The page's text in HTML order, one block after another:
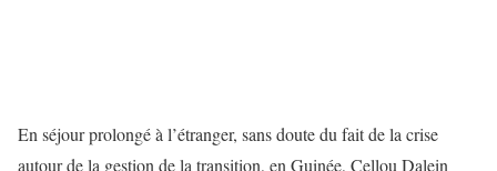
En séjour prolongé à l’étranger, sans doute du fait de la crise
autour de la gestion de la transition, en Guinée, Cellou Dalein